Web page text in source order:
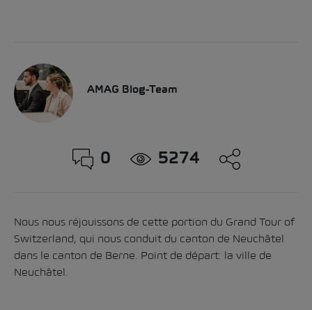
AMAG Blog-Team
0 5274
Nous nous réjouissons de cette portion du Grand Tour of
Switzerland, qui nous conduit du canton de Neuchâtel
dans le canton de Berne. Point de départ: la ville de
Neuchâtel.